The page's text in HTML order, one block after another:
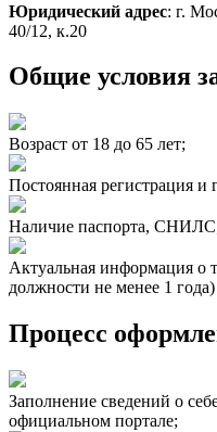
Юридический адрес: г.
40/12, к.20
Общие условия
Возраст от 18 до 65 лет;
Постоянная регистрация и
Наличие паспорта,
Актуальная информация о
должности не менее 1 года)
Процесс
Заполнение сведений о
официальном портале;